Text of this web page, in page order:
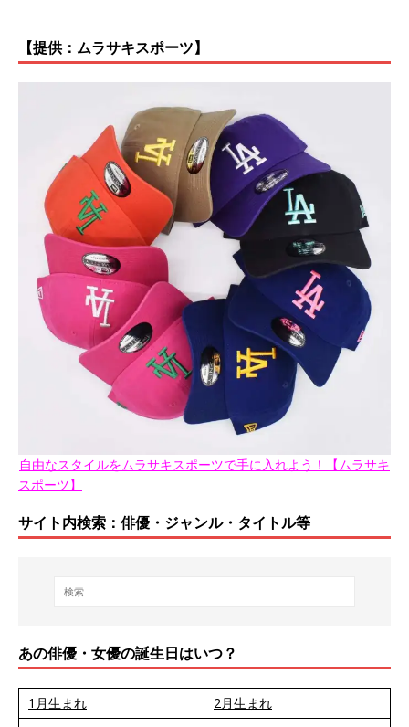
【提供：ムラサキスポーツ】
自由なスタイルをムラサキスポーツで手に入れよう！【ムラサキ
スポーツ】
サイト内検索：俳優・ジャンル・タイトル等
あの俳優・女優の誕生日はいつ？
1月生まれ
2月生まれ